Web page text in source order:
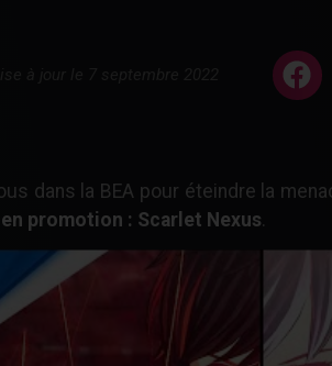
dans la BEA pour éteindre la
promotion : Scarlet Nexus.